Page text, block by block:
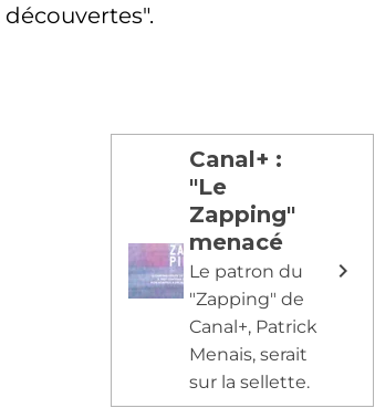
Canal+ :
"Le
Zapping"
menacé
Le patron du
"Zapping" de
Canal+, Patrick
Menais, serait
sur la sellette.